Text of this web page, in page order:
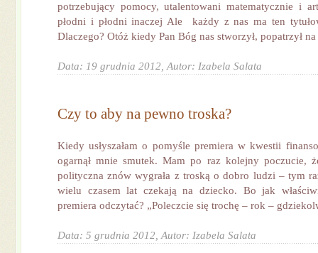
potrzebujący pomocy, utalentowani matematycznie i
płodni i płodni inaczej Ale każdy z nas ma ten
Dlaczego? Otóż kiedy Pan Bóg nas stworzył, popatrzył na
Data: 19 grudnia 2012, Autor: Izabela Salata
Czy to aby na pewno troska?
Kiedy usłyszałam o pomyśle premiera w kwestii
ogarnął mnie smutek. Mam po raz kolejny poczucie,
polityczna znów wygrała z troską o dobro ludzi – tym
wielu czasem lat czekają na dziecko. Bo jak
premiera odczytać? „Poleczcie się trochę – rok –
Data: 5 grudnia 2012, Autor: Izabela Salata